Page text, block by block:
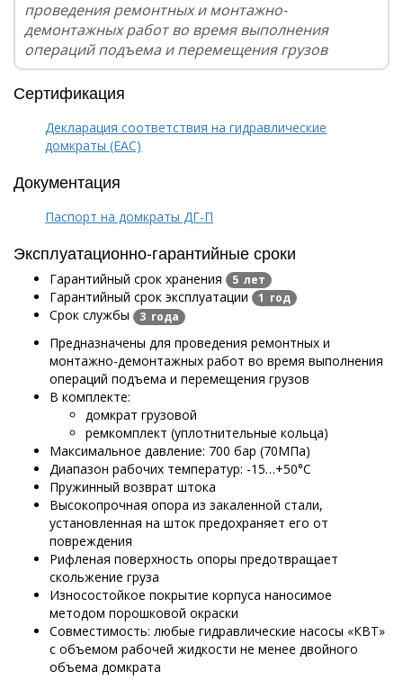
проведения ремонтных и монтажно-
демонтажных работ во время выполнения
операций подъема и перемещения грузов
Сертификация
Декларация соответствия на гидравлические
домкраты (EAC)
Документация
Паспорт на домкраты ДГ-П
Эксплуатационно-гарантийные сроки
Гарантийный срок хранения 5 лет
Гарантийный срок эксплуатации 1 год
Срок службы 3 года
Предназначены для проведения ремонтных и
монтажно-демонтажных работ во время выполнения
операций подъема и перемещения грузов
В комплекте:
домкрат грузовой
ремкомплект (уплотнительные кольца)
Максимальное давление: 700 бар (70МПа)
Диапазон рабочих температур: -15…+50°С
Пружинный возврат штока
Высокопрочная опора из закаленной стали,
установленная на шток предохраняет его от
повреждения
Рифленая поверхность опоры предотвращает
скольжение груза
Износостойкое покрытие корпуса наносимое
методом порошковой окраски
Совместимость: любые гидравлические насосы «КВТ»
с объемом рабочей жидкости не менее двойного
объема домкрата